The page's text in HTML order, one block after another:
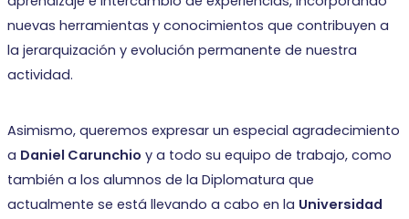
nuevas herramientas y conocimientos que contribuyen a
la jerarquización y evolución permanente de nuestra
actividad.
Asimismo, queremos expresar un especial agradecimiento
a Daniel Carunchio y a todo su equipo de trabajo, como
también a los alumnos de la Diplomatura que
actualmente se está llevando a cabo en la Universidad